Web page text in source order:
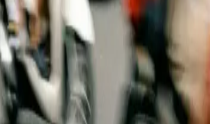
çeşitli modelleri,
özellikleriyle soğuk havalarda
Şıklık ve Konforu Bir